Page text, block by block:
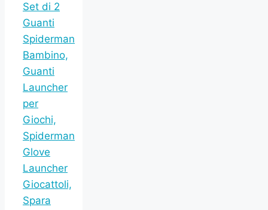
Set di 2
Guanti
Spiderman
Bambino,
Guanti
Launcher
per
Giochi,
Spiderman
Glove
Launcher
Giocattoli,
Spara